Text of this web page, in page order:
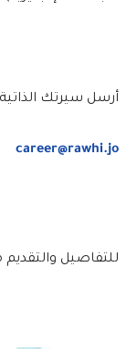
أرسل سيرتك
career@rawhi.jo
للتفاصيل